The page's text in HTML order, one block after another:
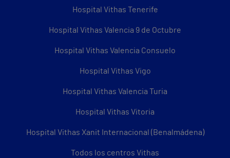
Hospital Vithas Tenerife
Hospital Vithas Valencia 9 de Octubre
Hospital Vithas Valencia Consuelo
Hospital Vithas Vigo
Hospital Vithas Valencia Turia
Hospital Vithas Vitoria
Hospital Vithas Xanit Internacional (Benalmádena)
Todos los centros Vithas